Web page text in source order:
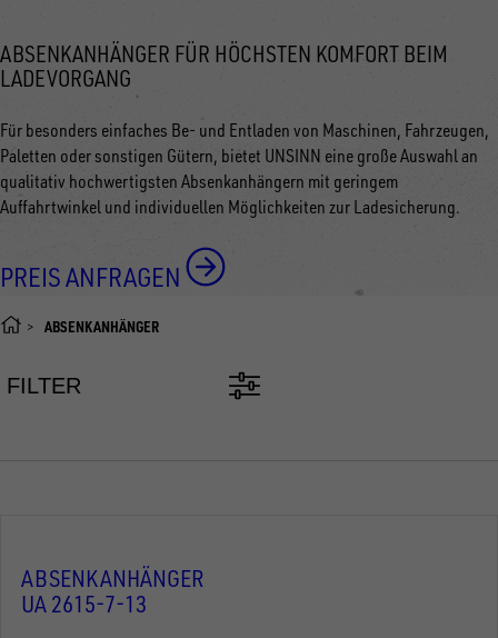
ABSENKANHÄNGER FÜR HÖCHSTEN KOMFORT BEIM
LADEVORGANG
Für besonders einfaches Be- und Entladen von Maschinen, Fahrzeugen,
Paletten oder sonstigen Gütern, bietet UNSINN eine große Auswahl an
qualitativ hochwertigsten Absenkanhängern mit geringem
Auffahrtwinkel und individuellen Möglichkeiten zur Ladesicherung.
PREIS ANFRAGEN
ABSENKANHÄNGER
FILTER
ABSENKANHÄNGER
UA 2615-7-13